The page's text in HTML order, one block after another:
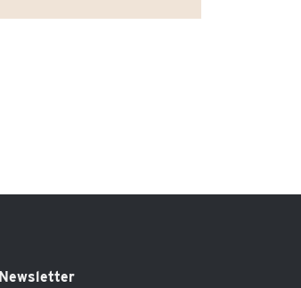
Newsletter